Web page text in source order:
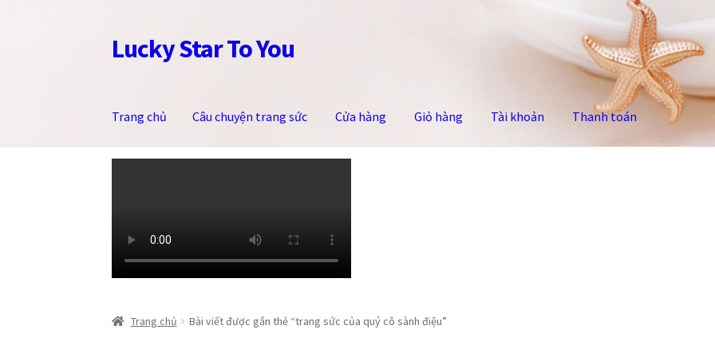
Đi
đến
Chuyển
đến
Lucky Star To You
Trang chủ Câu chuyện trang sức Cửa hàng Giỏ hàng Tài khoản Thanh toán
Trang chủ Bài viết được gắn thẻ “trang sức của quý cô sành điệu”